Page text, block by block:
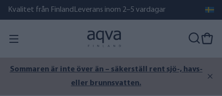
Kvalitet från Finland Leverans inom 2–5 vardagar
Sommaren är inte över än – säkerställ rent sjö-, havs-
eller brunnsvatten.